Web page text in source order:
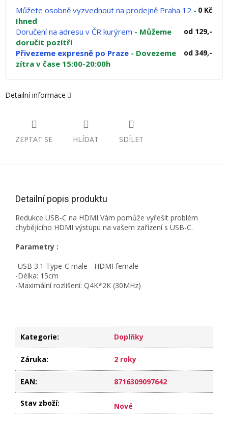
Můžete osobně vyzvednout na prodejně Praha 12 -
Ihned
0 Kč
Doručení na adresu v ČR kurýrem - Můžeme
doručit pozítří
od 129,-
Přivezeme expresně po Praze - Dovezeme
zítra v čase 15:00-20:00h
od 349,-
Detailní informace
ZEPTAT SE HLÍDAT SDÍLET
Detailní popis produktu
Redukce USB-C na HDMI Vám pomůže vyřešit problém
chybějícího HDMI výstupu na vašem zařízení s USB-C.
Parametry :
-USB 3.1 Type-C male - HDMI female
-Délka: 15cm
-Maximální rozlišení: Q4K*2K (30MHz)
Kategorie: Doplňky
Záruka: 2 roky
EAN: 8716309097642
Stav zboží: Nové